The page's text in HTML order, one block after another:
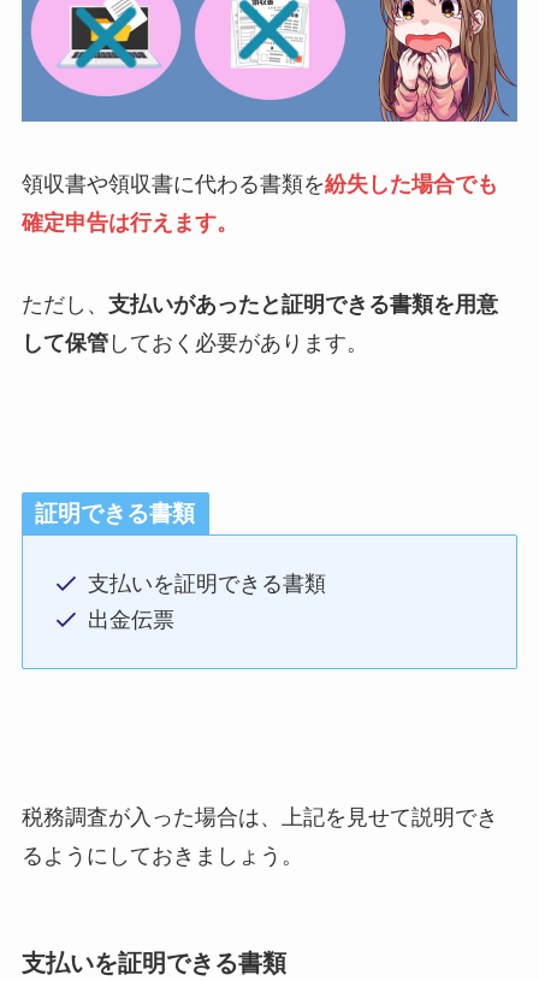
領収書や領収書に代わる書類を紛失した場合でも
確定申告は行えます。
ただし、 支払いがあったと証明できる書類を用意
して保管しておく必要があります。
証明できる書類
支払いを証明できる書類
出金伝票
税務調査が入った場合は、上記を見せて説明でき
るようにしておきましょう。
支払いを証明できる書類